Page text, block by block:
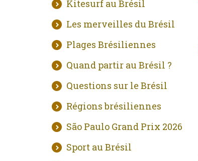
Kitesurf au Brésil
Les merveilles du Brésil
Plages Brésiliennes
Quand partir au Brésil ?
Questions sur le Brésil
Régions brésiliennes
São Paulo Grand Prix 2026
Sport au Brésil